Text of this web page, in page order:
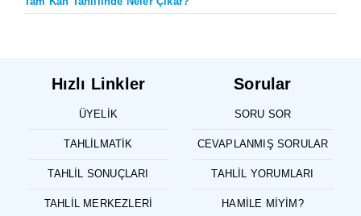
Hızlı Linkler
ÜYELIK
TAHLILMATIK
TAHLIL SONUÇLARI
TAHLIL MERKEZLERI
Sorular
SORU SOR
CEVAPLANMIŞ SORULAR
TAHLIL YORUMLARI
HAMILE MIYIM?